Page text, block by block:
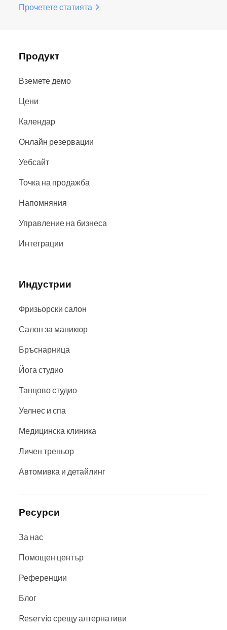
Прочетете статията
Продукт
Вземете демо
Цени
Календар
Онлайн резервации
Уебсайт
Точка на продажба
Напомняния
Управление на бизнеса
Интеграции
Индустрии
Фризьорски салон
Салон за маникюр
Бръснарница
Йога студио
Танцово студио
Уелнес и спа
Медицинска клиника
Личен треньор
Автомивка и детайлинг
Ресурси
За нас
Помощен център
Референции
Блог
Reservio срещу алтернативи